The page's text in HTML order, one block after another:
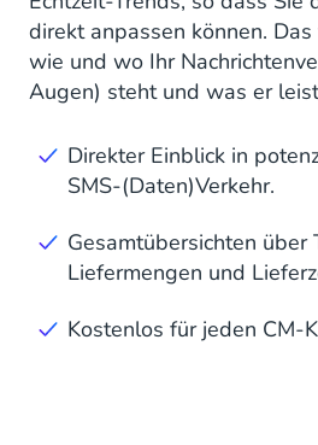
direkt anpassen können.
wie und wo Ihr
Augen) steht und was er
Direkter Einblick in
SMS-(Daten)Verkehr.
Gesamtübersichten über
Liefermengen und
Kostenlos für jeden CM-